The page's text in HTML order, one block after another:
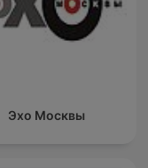
Эхо Москвы